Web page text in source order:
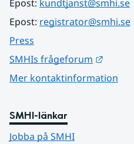
Epost: kundtjanst@smhi.se
Epost: registrator@smhi.se
Press
SMHIs frågeforum
Mer kontaktinformation
SMHI-länkar
Jobba på SMHI